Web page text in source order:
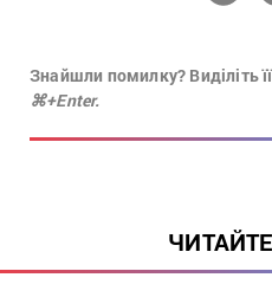
Знайшли помилку? Виділіть
⌘+Enter.